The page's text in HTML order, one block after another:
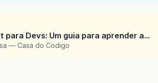
para Devs: Um guia para aprender a...
— Casa do Codigo